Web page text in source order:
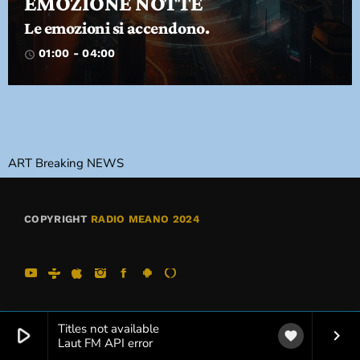
play_arrow
Titles not available
Laut FM API error
favorite keyboard_arrow_right
DEDICHE
Le emozioni si accendono.
access_time 01:00 - 04:00
ART Breaking NEWS
COPYRIGHT RADIO MEANO 2024